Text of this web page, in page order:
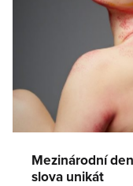
Mezinárodní
slova unikát